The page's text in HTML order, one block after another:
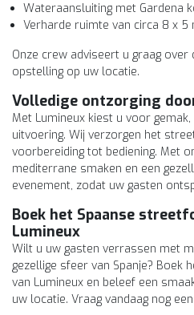
Wateraansluiting met Gardena
Verharde ruimte van circa 8 x 5
Onze crew adviseert u graag
opstelling op uw locatie.
Volledige ontzorging
Met Lumineux kiest u voor
uitvoering. Wij verzorgen het
voorbereiding tot bediening. Met
mediterrane smaken en een
evenement, zodat uw gasten
Boek het Spaanse
Lumineux
Wilt u uw gasten verrassen met
gezellige sfeer van Spanje? Boek
van Lumineux en beleef een
uw locatie. Vraag vandaag nog